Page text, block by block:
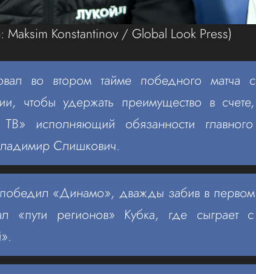
Maksim Konstantinov / Global Look Press)
во втором тайме победного матча с
чтобы удержать преимущество в счете,
исполняющий обязанности главного
Слишкович.
«Динамо», дважды забив в первом
регионов» Кубка, где сыграет с